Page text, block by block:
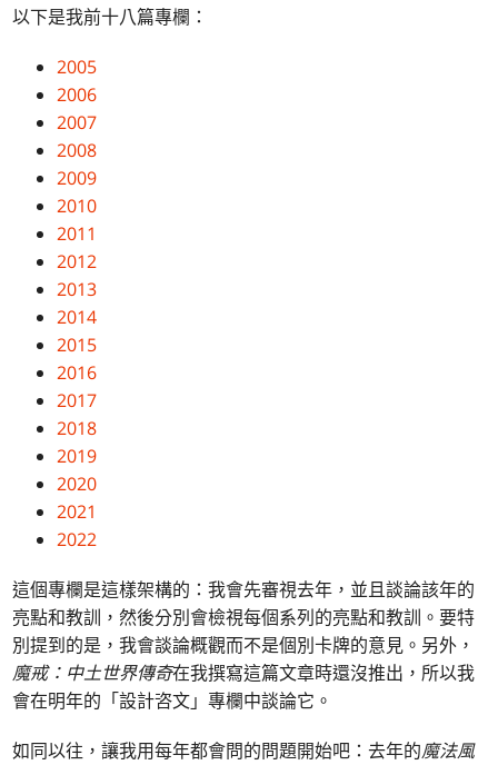
以下是我前十八篇專欄：
2005
2006
2007
2008
2009
2010
2011
2012
2013
2014
2015
2016
2017
2018
2019
2020
2021
2022
這個專欄是這樣架構的：我會先審視去年，並且談論該年的
亮點和教訓，然後分別會檢視每個系列的亮點和教訓。要特
別提到的是，我會談論概觀而不是個別卡牌的意見。另外，
魔戒：中土世界傳奇在我撰寫這篇文章時還沒推出，所以我
會在明年的「設計咨文」專欄中談論它。
如同以往，讓我用每年都會問的問題開始吧：去年的魔法風